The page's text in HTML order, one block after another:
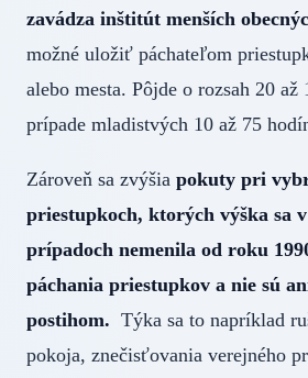
zavádza inštitút menších
možné uložiť páchateľom
alebo mesta. Pôjde o rozsah 20
prípade mladistvých 10 až 75
Zároveň sa zvýšia pokuty pri
priestupkoch, ktorých výška sa
prípadoch nemenila od roku
páchania priestupkov a nie sú
postihom. Týka sa to napríklad
pokoja, znečisťovania verejného